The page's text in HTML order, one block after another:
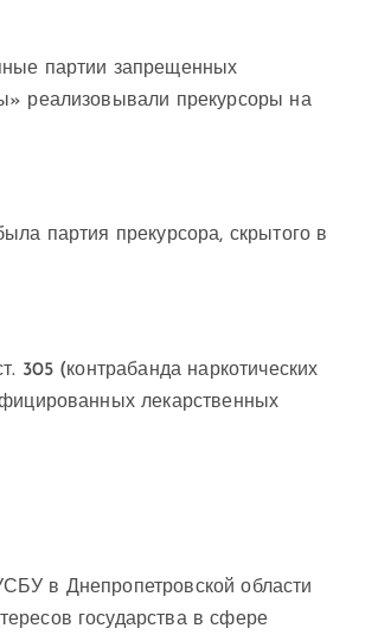
партии запрещенных
реализовывали прекурсоры на
партия прекурсора, скрытого в
305 (контрабанда наркотических
лекарственных
в Днепропетровской области
государства в сфере